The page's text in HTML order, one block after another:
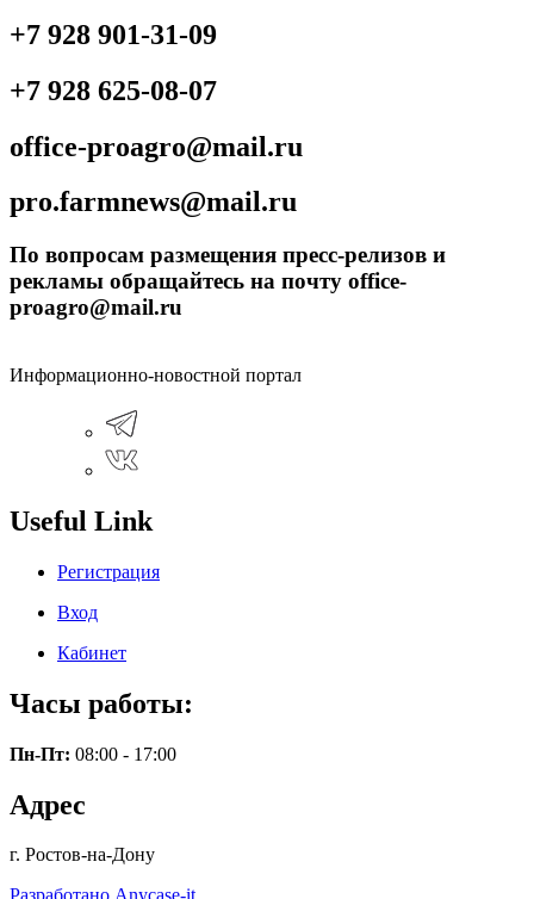
+7 928 901-31-09
+7 928 625-08-07
office-proagro@mail.ru
pro.farmnews@mail.ru
По вопросам размещения пресс-релизов и
рекламы обращайтесь на почту office-
proagro@mail.ru
Информационно-новостной портал
Useful Link
Регистрация
Вход
Кабинет
Часы работы:
Пн-Пт: 08:00 - 17:00
Адрес
г. Ростов-на-Дону